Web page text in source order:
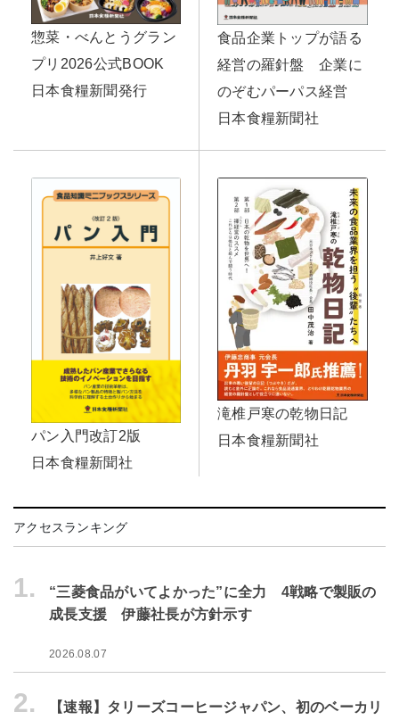
惣菜・べんとうグラン
プリ2026公式BOOK
日本食糧新聞発行
食品企業トップが語る
経営の羅針盤 企業に
のぞむパーパス経営
日本食糧新聞社
パン入門改訂2版
日本食糧新聞社
滝椎戸寒の乾物日記
日本食糧新聞社
アクセスランキング
1.
“三菱食品がいてよかった”に全力 4戦略で製販の
成長支援 伊藤社長が方針示す
2026.08.07
2.
【速報】タリーズコーヒージャパン、初のベーカリ